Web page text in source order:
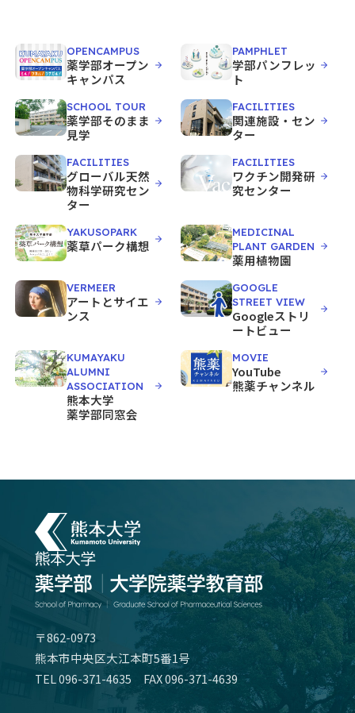
OPENCAMPUS
薬学部オープン
キャンパス
PAMPHLET
学部パンフレッ
ト
SCHOOL TOUR
薬学部そのまま
見学
FACILITIES
関連施設・セン
ター
FACILITIES
グローバル天然
物科学研究セン
ター
FACILITIES
ワクチン開発研
究センター
YAKUSOPARK
薬草パーク構想
MEDICINAL
PLANT GARDEN
薬用植物園
VERMEER
アートとサイエ
ンス
GOOGLE
STREET VIEW
Googleストリ
ートビュー
KUMAYAKU
ALUMNI
ASSOCIATION
熊本大学
薬学部同窓会
MOVIE
YouTube
熊薬チャンネル
〒862-0973
熊本市中央区大江本町5番1号
TEL096-371-4635 FAX 096-371-4639